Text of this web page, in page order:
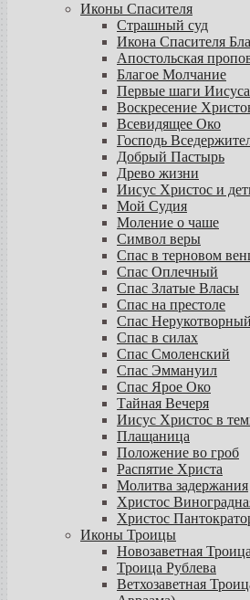
Иконы Спасителя
Страшный суд
Икона Спасителя
Апостольская
Благое Молчание
Первые шаги
Воскресение
Всевидящее Око
Господь
Добрый Пастырь
Древо жизни
Иисус Христос и
Мой Судия
Моление о чаше
Символ веры
Спас в терновом
Спас Оплечный
Спас Златые Власы
Спас на престоле
Спас Нерукотворный
Спас в силах
Спас Смоленский
Спас Эммануил
Спас Ярое Око
Тайная Вечеря
Иисус Христос в
Плащаница
Положение во гроб
Распятие Христа
Молитва задержания
Христос
Христос
Иконы Троицы
Новозаветная Троица
Троица Рублева
Ветхозаветная